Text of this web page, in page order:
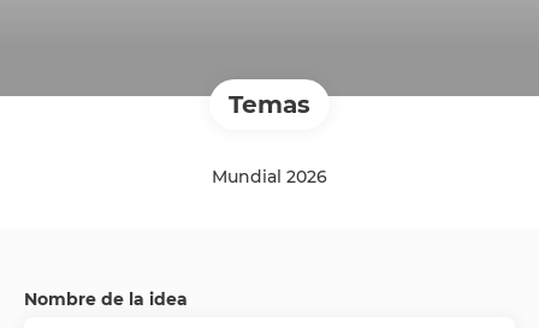
Temas
Mundial 2026
Nombre de la idea